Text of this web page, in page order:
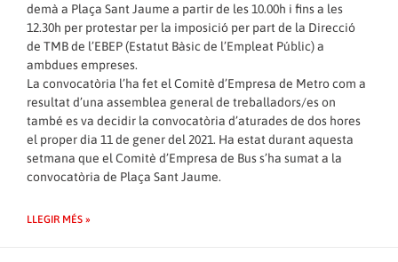
demà a Plaça Sant Jaume a partir de les 10.00h i fins a les
12.30h per protestar per la imposició per part de la Direcció
de TMB de l’EBEP (Estatut Bàsic de l’Empleat Públic) a
ambdues empreses.
La convocatòria l’ha fet el Comitè d’Empresa de Metro com a
resultat d’una assemblea general de treballadors/es on
també es va decidir la convocatòria d’aturades de dos hores
el proper dia 11 de gener del 2021. Ha estat durant aquesta
setmana que el Comitè d’Empresa de Bus s’ha sumat a la
convocatòria de Plaça Sant Jaume.
LLEGIR MÉS »